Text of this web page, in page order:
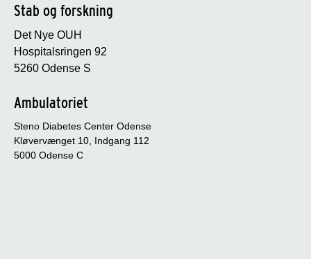
Stab og forskning
Det Nye OUH
Hospitalsringen 92
5260 Odense S
Ambulatoriet
Steno Diabetes Center Odense
Kløvervænget 10, Indgang 112
5000 Odense C